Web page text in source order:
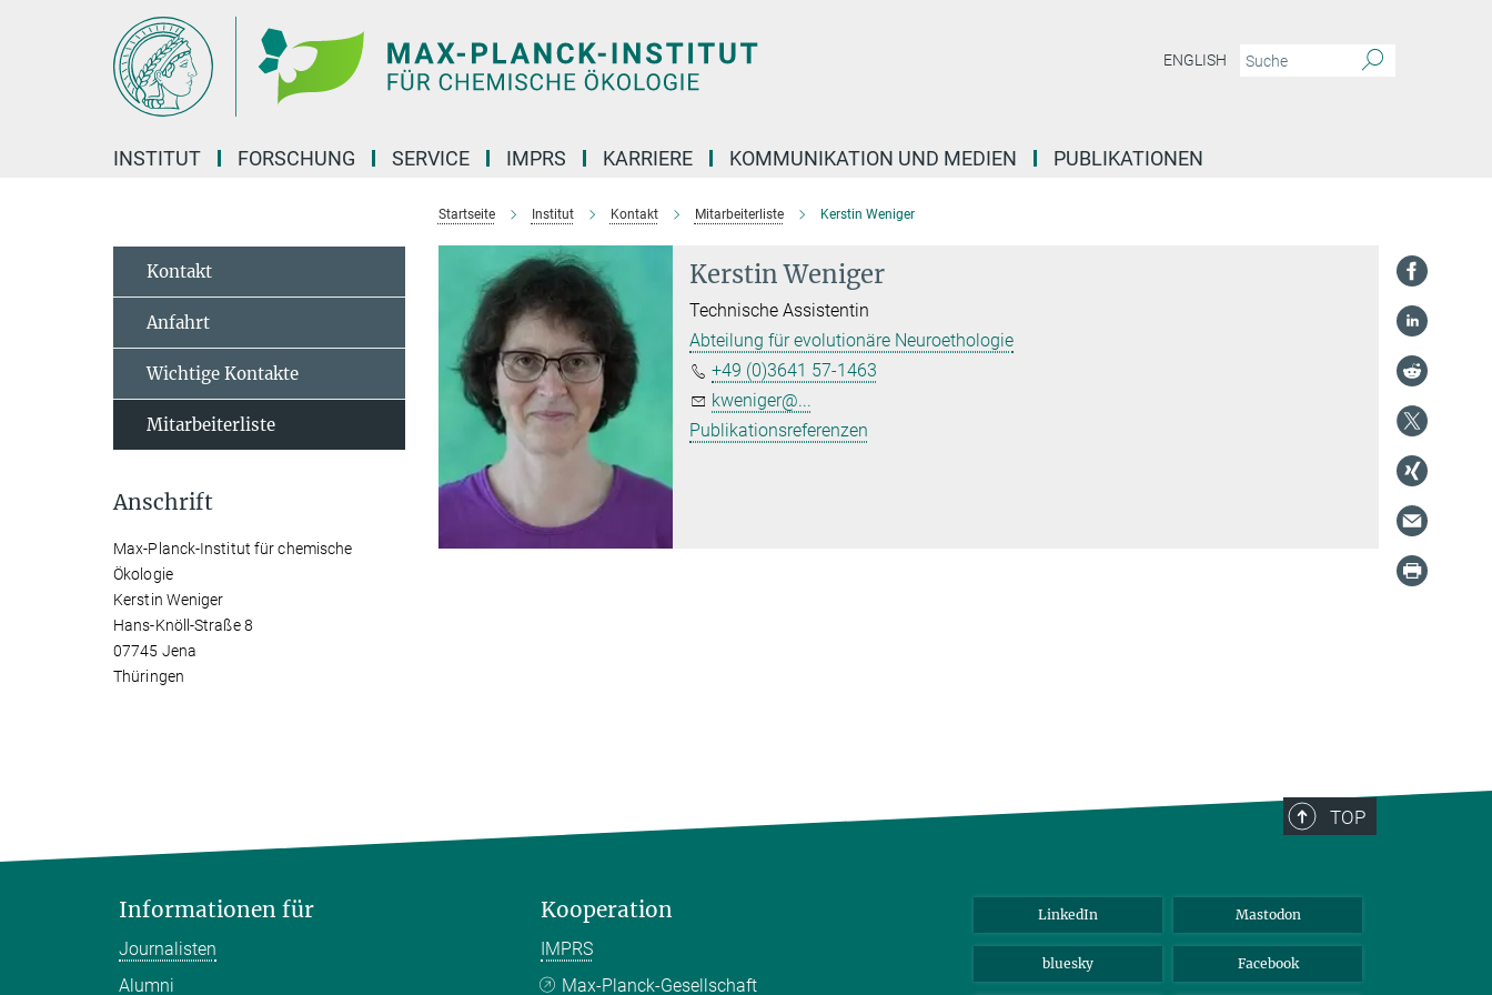
ENGLISH
INSTITUT FORSCHUNG SERVICE IMPRS KARRIERE KOMMUNIKATION UND MEDIEN PUBLIKATIONEN
Startseite Institut Kontakt Mitarbeiterliste Kerstin Weniger
Kerstin Weniger
Technische Assistentin
Abteilung für evolutionäre Neuroethologie
+49 (0)3641 57-1463
kweniger@...
Publikationsreferenzen
Kontakt
Anfahrt
Wichtige Kontakte
Mitarbeiterliste
Anschrift
Max-Planck-Institut für chemische
Ökologie
Kerstin Weniger
Hans-Knöll-Straße 8
07745 Jena
Thüringen
TOP
Informationen für
Journalisten
Alumni
Kooperation
IMPRS
Max-Planck-Gesellschaft
LinkedIn Mastodon
bluesky Facebook